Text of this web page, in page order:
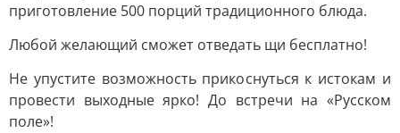
приготовление 500 порций традиционного блюда.
Любой желающий сможет отведать щи бесплатно!
Не упустите возможность прикоснуться к истокам и
провести выходные ярко! До встречи на «Русском
поле»!